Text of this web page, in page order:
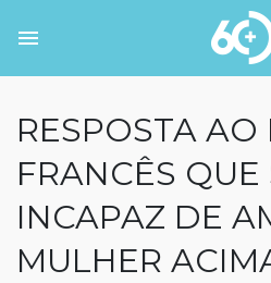
RESPOSTA AO
FRANCÊS QUE
INCAPAZ DE
MULHER